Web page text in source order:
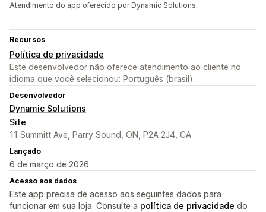
Atendimento do app oferecido por Dynamic Solutions.
Recursos
Política de privacidade
Este desenvolvedor não oferece atendimento ao cliente no
idioma que você selecionou: Português (brasil).
Desenvolvedor
Dynamic Solutions
Site
11 Summitt Ave, Parry Sound, ON, P2A 2J4, CA
Lançado
6 de março de 2026
Acesso aos dados
Este app precisa de acesso aos seguintes dados para
funcionar em sua loja. Consulte a política de privacidade do